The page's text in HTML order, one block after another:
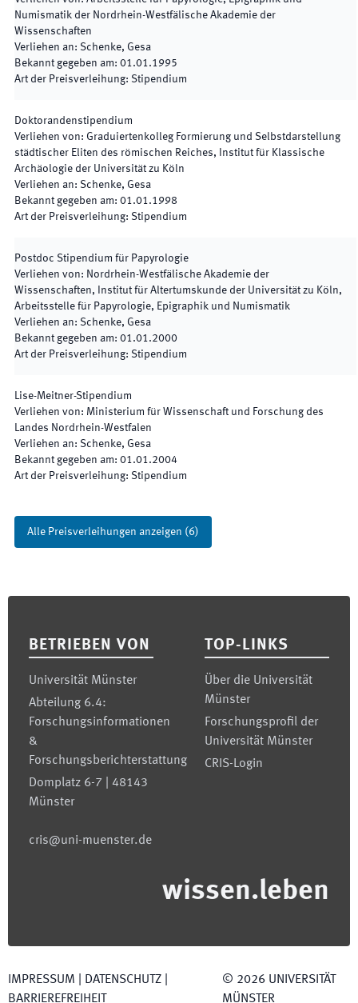
Numismatik der Nordrhein-Westfälische Akademie der
Wissenschaften
Verliehen an: Schenke, Gesa
Bekannt gegeben am: 01.01.1995
Art der Preisverleihung: Stipendium
Doktorandenstipendium
Verliehen von: Graduiertenkolleg Formierung und Selbstdarstellung
städtischer Eliten des römischen Reiches, Institut für Klassische
Archäologie der Universität zu Köln
Verliehen an: Schenke, Gesa
Bekannt gegeben am: 01.01.1998
Art der Preisverleihung: Stipendium
Postdoc Stipendium für Papyrologie
Verliehen von: Nordrhein-Westfälische Akademie der
Wissenschaften, Institut für Altertumskunde der Universität zu Köln,
Arbeitsstelle für Papyrologie, Epigraphik und Numismatik
Verliehen an: Schenke, Gesa
Bekannt gegeben am: 01.01.2000
Art der Preisverleihung: Stipendium
Lise-Meitner-Stipendium
Verliehen von: Ministerium für Wissenschaft und Forschung des
Landes Nordrhein-Westfalen
Verliehen an: Schenke, Gesa
Bekannt gegeben am: 01.01.2004
Art der Preisverleihung: Stipendium
Alle Preisverleihungen anzeigen (6)
BETRIEBEN VON
Universität Münster
Abteilung 6.4:
Forschungsinformationen
&
Forschungsberichterstattung
Domplatz 6-7 | 48143
Münster
cris@uni-muenster.de
TOP-LINKS
Über die Universität
Münster
Forschungsprofil der
Universität Münster
CRIS-Login
wissen.leben
IMPRESSUM DATENSCHUTZ
BARRIEREFREIHEIT
© 2026 UNIVERSITÄT
MÜNSTER